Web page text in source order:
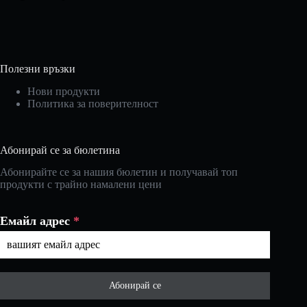
Полезни връзки
Нови продукти
Политика за поверителност
Абонирай се за бюлетина
Абонирайте се за нашия бюлетин и получавай топ
продукти с трайно намалени цени
Емайл адрес *
Абонирай се